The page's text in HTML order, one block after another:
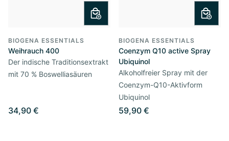
BIOGENA ESSENTIALS
Weihrauch 400
Der indische Traditionsextrakt
mit 70 % Boswelliasäuren
34,90 €
BIOGENA ESSENTIALS
Coenzym Q10 active Spray
Ubiquinol
Alkoholfreier Spray mit der
Coenzym-Q10-Aktivform
Ubiquinol
59,90 €